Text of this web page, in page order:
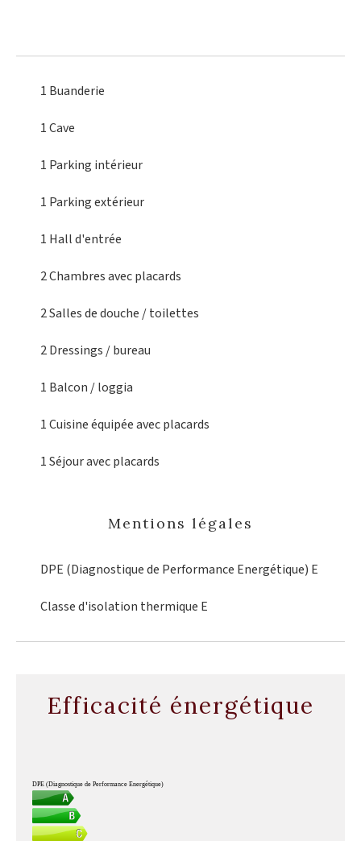
1 Buanderie
1 Cave
1 Parking intérieur
1 Parking extérieur
1 Hall d'entrée
2 Chambresavec placards
2 Salles de douche / toilettes
2 Dressings / bureau
1 Balcon / loggia
1 Cuisine équipéeavec placards
1 Séjouravec placards
Mentions légales
DPE (Diagnostique de Performance Energétique) E
Classe d'isolation thermique E
Efficacité énergétique
DPE (Diagnostique de Performance Energétique)